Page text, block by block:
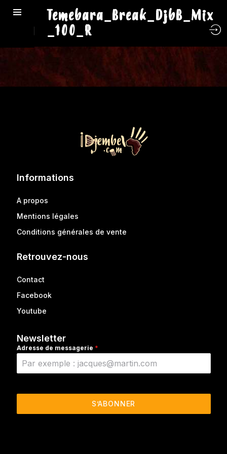
Temebara_Break_DjbB_Mix
_100_R
Informations
A propos
Mentions légales
Conditions générales de vente
Retrouvez-nous
Contact
Facebook
Youtube
Newsletter
Adresse de messagerie *
S’ABONNER